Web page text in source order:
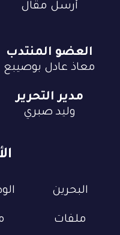
أرسل مقال
البحرين
ملفات
العضو المنتدب
معاذ عادل بوصيبع
مدير التحرير
وليد صبري